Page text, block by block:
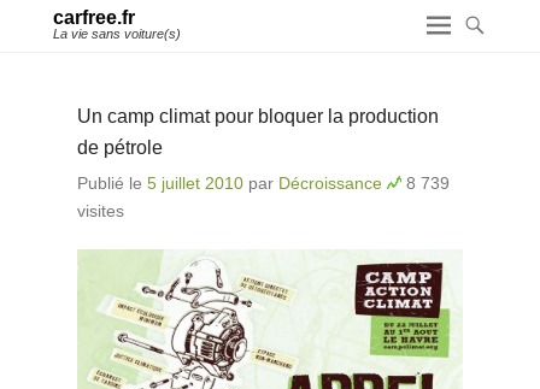
carfree.fr
La vie sans voiture(s)
Un camp climat pour bloquer la production
de pétrole
Publié le 5 juillet 2010 par Décroissance
8 739
visites